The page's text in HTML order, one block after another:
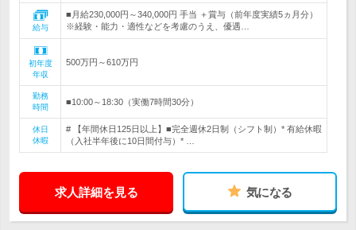
給与
■月給230,000円～340,000円 手当 ＋賞与（前年度実績5ヵ月分）
※経験・能力・適性などを考慮のうえ、優遇…
初年度
年収
500万円～610万円
勤務
時間
■10:00～18:30（実働7時間30分）
休日
休暇
# 【年間休日125日以上】■完全週休2日制（シフト制）* 有給休暇
（入社半年後に10日間付与）* …
求人詳細を見る 気になる